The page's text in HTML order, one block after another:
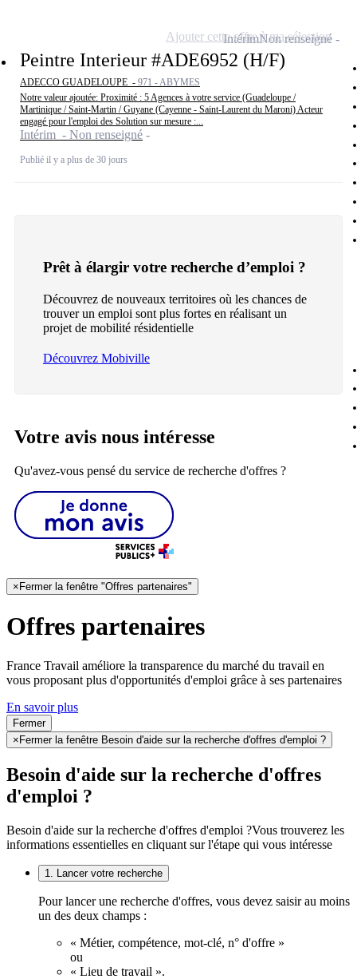
Peintre Interieur #ADE6952 (H/F)
ADECCO GUADELOUPE - 971 - ABYMES
Notre valeur ajoutée: Proximité : 5 Agences à votre service (Guadeloupe /
Martinique / Saint-Martin / Guyane (Cayenne - Saint-Laurent du Maroni) Acteur
engagé pour l'emploi des Solution sur mesure :...
Intérim - Non renseigné
Publié il y a plus de 30 jours
IntérimNon renseigné
Ajouter cette offre à ma sélection
Prêt à élargir votre recherche d’emploi ?
Découvrez de nouveaux territoires où les chances de
trouver un emploi sont plus fortes en réalisant un
projet de mobilité résidentielle
Découvrez Mobiville
Votre avis nous intéresse
Qu'avez-vous pensé du service de recherche d'offres ?
× Fermer la fenêtre "Offres partenaires"
Offres partenaires
France Travail améliore la transparence du marché du travail en
vous proposant plus d'opportunités d'emploi grâce à ses partenaires
En savoir plus
Fermer
× Fermer la fenêtre Besoin d'aide sur la recherche d'offres d'emploi ?
Besoin d'aide sur la recherche d'offres
d'emploi ?
Besoin d'aide sur la recherche d'offres d'emploi ?Vous trouverez les
informations essentielles en cliquant sur l'étape qui vous intéresse
1. Lancer votre recherche
Pour lancer une recherche d'offres, vous devez saisir au moins
un des deux champs :
« Métier, compétence, mot-clé, n° d'offre »
ou
« Lieu de travail ».